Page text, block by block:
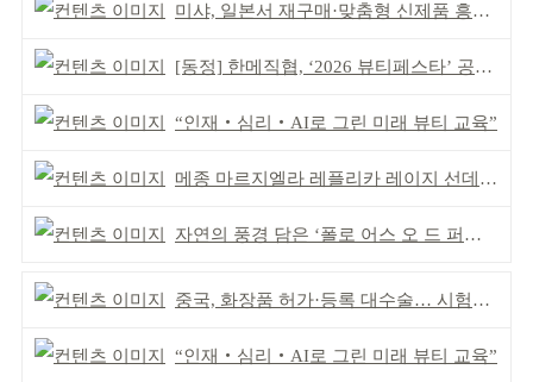
미샤, 일본서 재구매·맞춤형 신제품 흥행 ‘쌍끌이’
[동정] 한메직협, ‘2026 뷰티페스타’ 공동 주최
“인재‧심리‧AI로 그린 미래 뷰티 교육”
메종 마르지엘라 레플리카 레이지 선데이 모닝 디퓨저
자연의 풍경 담은 ‘폴로 어스 오 드 퍼퓸’ 4종 출시
중국, 화장품 허가·등록 대수술… 시험자료 공용 허용
“인재‧심리‧AI로 그린 미래 뷰티 교육”